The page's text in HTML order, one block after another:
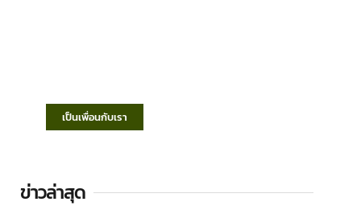
เป็นเพื่อนกับเรา
ข่าวล่าสุด